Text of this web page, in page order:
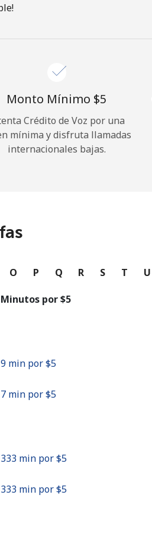
Monto Mínimo ⁦$5⁩
Crédito de Voz por una
mínima y disfruta llamadas
internacionales bajas.
O P Q R S T U
Minutos por ⁦$5⁩
9 min por ⁦$5⁩
7 min por ⁦$5⁩
333 min por ⁦$5⁩
333 min por ⁦$5⁩